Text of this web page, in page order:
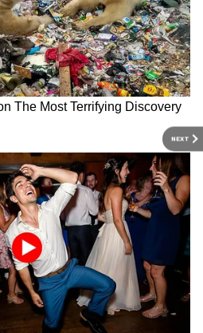
NEXT
पत्नी और बहू भी जेल जा
में नजर आ रही यह
है, जो ससुर की 5 कंपनियों में
रूपा मिश्रा जेल की सजा
भूख हड़ताल के 20वें दिन कैसी है
Sonam Wangchuk की तबियत?